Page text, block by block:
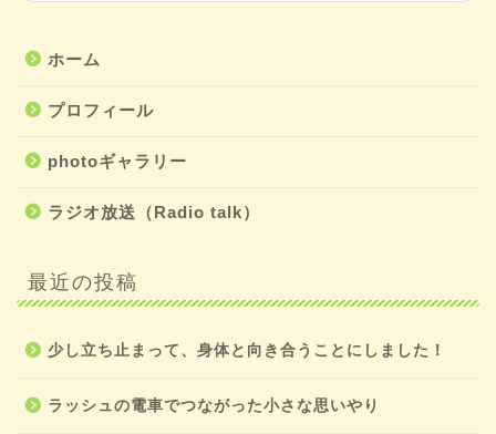
ホーム
プロフィール
photoギャラリー
ラジオ放送（Radio talk）
最近の投稿
少し立ち止まって、身体と向き合うことにしました！
ラッシュの電車でつながった小さな思いやり